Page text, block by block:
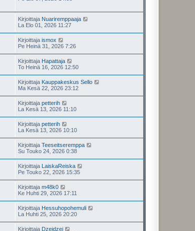
Kirjoittaja Nuariremppaaja
La Elo 01, 2026 11:27
Kirjoittaja ismox
Pe Heinä 31, 2026 7:26
Kirjoittaja Hapattaja
To Heinä 16, 2026 12:50
Kirjoittaja Kauppakeskus Sello
Ma Kesä 22, 2026 23:12
Kirjoittaja petterih
La Kesä 13, 2026 11:10
Kirjoittaja petterih
La Kesä 13, 2026 10:10
Kirjoittaja Teeseitseremppa
Su Touko 24, 2026 0:38
Kirjoittaja LaiskaReiska
Pe Touko 22, 2026 15:35
Kirjoittaja m48k0
Ke Huhti 29, 2026 17:11
Kirjoittaja Hessuhopohemuli
La Huhti 25, 2026 20:20
Kirjoittaja Dzeidzei